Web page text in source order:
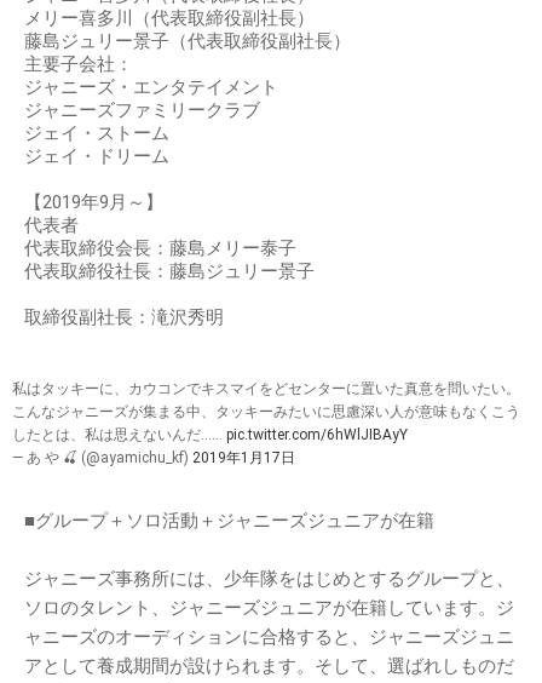
メリー喜多川（代表取締役副社長）
藤島ジュリー景子（代表取締役副社長）
主要子会社：
ジャニーズ・エンタテイメント
ジャニーズファミリークラブ
ジェイ・ストーム
ジェイ・ドリーム
【2019年9月～】
代表者
代表取締役会長：藤島メリー泰子
代表取締役社長：藤島ジュリー景子
取締役副社長：滝沢秀明
私はタッキーに、カウコンでキスマイをどセンターに置いた真意を問いたい。
こんなジャニーズが集まる中、タッキーみたいに思慮深い人が意味もなくこう
したとは、私は思えないんだ…… pic.twitter.com/6hWlJIBAyY
— あ や 🍒 (@ayamichu_kf) 2019年1月17日
■グループ＋ソロ活動＋ジャニーズジュニアが在籍
ジャニーズ事務所には、少年隊をはじめとするグループと、
ソロのタレント、ジャニーズジュニアが在籍しています。ジ
ャニーズのオーディションに合格すると、ジャニーズジュニ
アとして養成期間が設けられます。そして、選ばれしものだ